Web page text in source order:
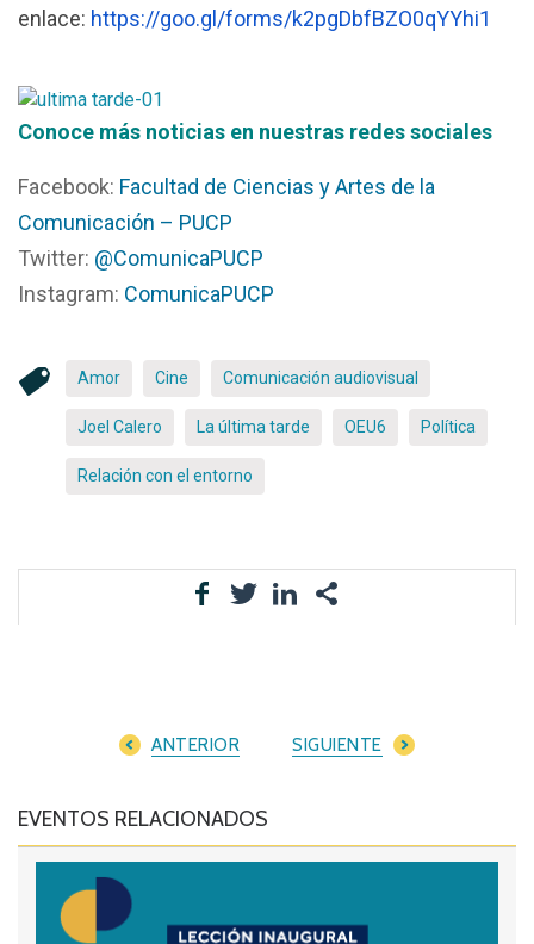
enlace: https://goo.gl/forms/k2pgDbfBZO0qYYhi1
Conoce más noticias en nuestras redes social es
Facebook: Facultad de Ciencias y Artes de la
Comunicación – PUCP
Twitter: @ComunicaPUCP
Instagram: ComunicaPUCP
Amor Cine Comunicación audiovisual
Joel Calero La última tarde OEU6 Política
Relación con el entorno
ANTERIOR SIGUIENTE
EVENTOS RELACIONADOS